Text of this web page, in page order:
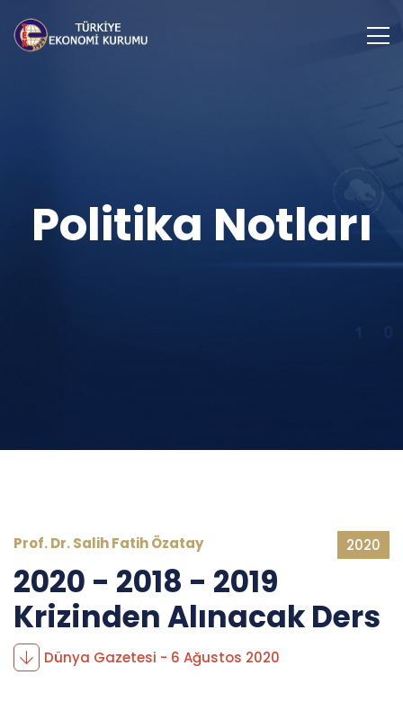
Politika Notları
Prof. Dr. Salih Fatih Özatay 2020
2020 - 2018 - 2019
Krizinden Alınacak Ders
Dünya Gazetesi - 6 Ağustos 2020